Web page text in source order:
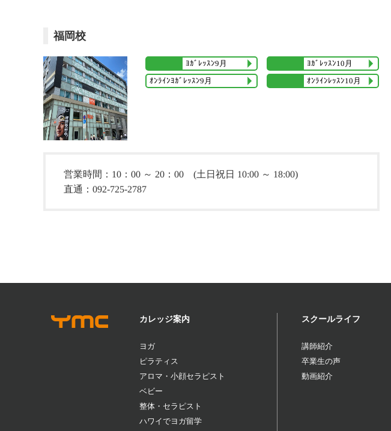
福岡校
ﾖｶﾞﾚｯｽﾝ9月 ﾖｶﾞﾚｯｽﾝ10月
ｵﾝﾗｲﾝﾖｶﾞﾚｯｽﾝ9月 ｵﾝﾗｲﾝﾚｯｽﾝ10月
営業時間：10：00 ～ 20：00 (土日祝日 10:00 ～ 18:00)
直通：092-725-2787
カレッジ案内
ヨガ
ピラティス
アロマ・小顔セラピスト
ベビー
整体・セラピスト
ハワイでヨガ留学
スクールライフ
講師紹介
卒業生の声
動画紹介